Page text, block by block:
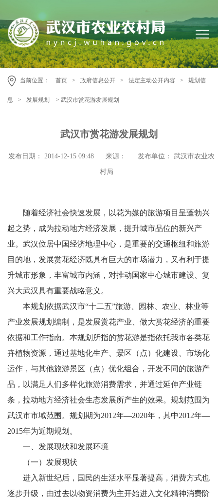
当前位置： 首页 > 政府信息公开 > 法定主动公开内容 > 规划信
息 > 发展规划 > 武汉市赏花游发展规划
武汉市赏花游发展规划
发布日期： 2014-12-15 09:48 来源： 发布单位： 武汉市农业农
村局
随着经济社会快速发展，以花为媒的旅游项目呈蓬勃兴
起之势，成为拉动地方经济发展，提升城市品位的新兴产
业。武汉位居中国经济地理中心，是重要的交通枢纽和旅游
目的地，发展赏花经济既具有巨大的市场潜力，又有利于提
升城市形象，丰富城市内涵，对推动国家中心城市建设、复
兴大武汉具有重要战略意义。
本规划依据武汉市“十二五”旅游、园林、农业、林业等
产业发展规划编制，是发展赏花产业、做大赏花经济的重要
依据和工作指南。本规划所指的赏花游是指依托我市各类花
卉植物资源，通过基地化生产、景区（点）化建设、市场化
运作，与其他旅游景区（点）优化组合，开发不同的旅游产
品，以满足人们多样化旅游消费需求，并通过延伸产业链
条，拉动地方经济社会生态发展所产生的效果。规划范围为
武汉市市域范围。规划期为2012年—2020年，其中2012年—
2015年为近期规划。
一、发展现状和发展环境
（一）发展现状
进入新世纪后，国民的生活水平显著提高，消费方式也
逐步升级，由过去以物资消费为主开始进入文化精神消费阶